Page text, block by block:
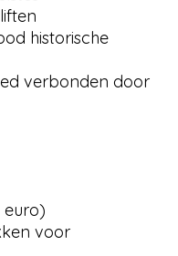
historische
verbonden door
euro)
voor